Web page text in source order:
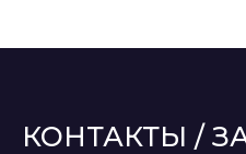
КОНТАКТЫ /